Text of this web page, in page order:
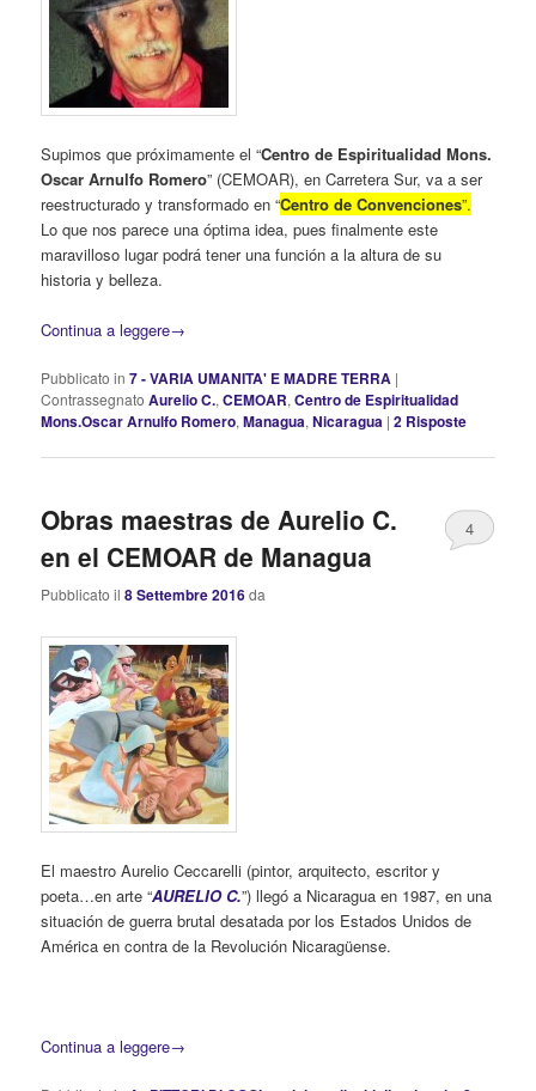
Supimos que próximamente el “Centro de Espiritualidad Mons.
Oscar Arnulfo Romero” (CEMOAR), en Carretera Sur, va a ser
reestructurado y transformado en “Centro de Convenciones”.
Lo que nos parece una óptima idea, pues finalmente este
maravilloso lugar podrá tener una función a la altura de su
historia y belleza.
Continua a leggere→
Pubblicato in 7 - VARIA UMANITA' E MADRE TERRA |
Contrassegnato Aurelio C.,CEMOAR,Centro de Espiritualidad
Mons.Oscar Arnulfo Romero,Managua,Nicaragua |2 Risposte
Obras maestras de Aurelio C.
en el CEMOAR de Managua
Pubblicato il8 Settembre 2016da
4
El maestro Aurelio Ceccarelli (pintor, arquitecto, escritor y
poeta…en arte “AURELIO C.”) llegó a Nicaragua en 1987, en una
situación de guerra brutal desatada por los Estados Unidos de
América en contra de la Revolución Nicaragüense.
Continua a leggere→